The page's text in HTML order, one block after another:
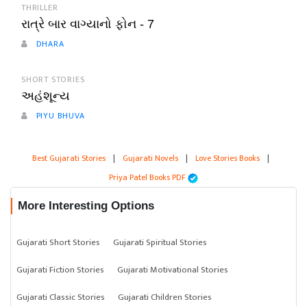
THRILLER
રાત્રે બાર વાગ્યાનો ફોન - 7
DHARA
SHORT STORIES
અહંશૂન્ય
PIYU BHUVA
Best Gujarati Stories | Gujarati Novels | Love Stories Books |
Priya Patel Books PDF
More Interesting Options
Gujarati Short Stories
Gujarati Spiritual Stories
Gujarati Fiction Stories
Gujarati Motivational Stories
Gujarati Classic Stories
Gujarati Children Stories